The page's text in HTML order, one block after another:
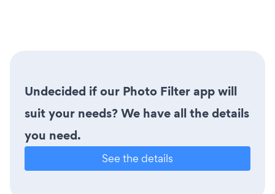
Undecided if our Photo Filter app will
suit your needs? We have all the details
you need.
See the details